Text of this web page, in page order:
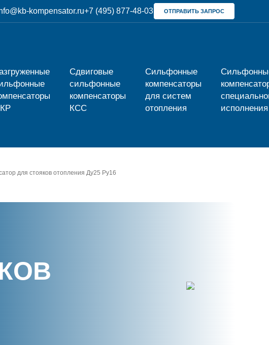
kompensator.ru+7 (495) 877-48-03 ОТПРАВИТЬ ЗАПРОС
Сдвиговые
сильфонные
компенсаторы
КСС
Сильфонные
компенсаторы
для систем
отопления
исполнения
для стояков отопления Ду25 Ру16